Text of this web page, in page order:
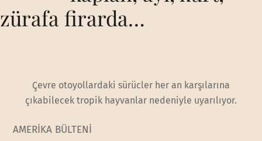
zürafa firarda…
Çevre otoyollardaki sürücler her an karşılarına
çıkabilecek tropik hayvanlar nedeniyle uyarılıyor.
AMERİKA BÜLTENİ